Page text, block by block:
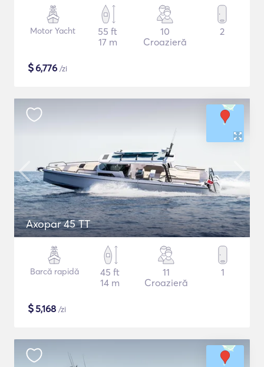
Motor Yacht
55 ft
17 m
10
Croazieră
2
$6,776 /zi
Axopar 45 TT
Barcă rapidă
45 ft
14 m
11
Croazieră
1
$5,168 /zi